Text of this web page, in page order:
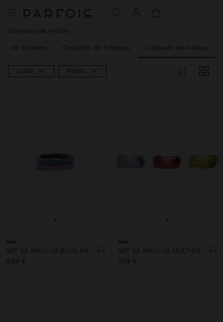
Conjunto de Anillos
de Collares Conjunto de Pulseras Conjunto de Anillos
Color Precio
+
New
SET DE ANILLOS BICOLOR ESMALTADOS
6,99 €
+
New
SET DE ANILLOS MULTICOLOR DE RESINA TRANSPARENTE
7,99 €